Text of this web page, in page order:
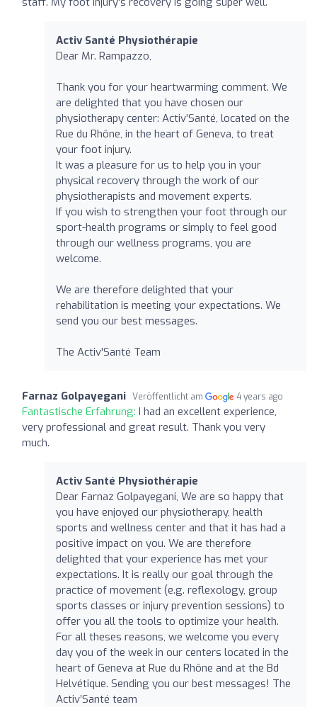
Activ Santé Physiothérapie
Dear Mr. Rampazzo,
Thank you for your heartwarming comment. We
are delighted that you have chosen our
physiotherapy center: Activ’Santé, located on the
Rue du Rhône, in the heart of Geneva, to treat
your foot injury.
It was a pleasure for us to help you in your
physical recovery through the work of our
physiotherapists and movement experts.
If you wish to strengthen your foot through our
sport-health programs or simply to feel good
through our wellness programs, you are
welcome.
We are therefore delighted that your
rehabilitation is meeting your expectations. We
send you our best messages.
The Activ'Santé Team
Farnaz Golpayegani Veröffentlicht am 4 years ago
Fantastische Erfahrung: I had an excellent experience,
very professional and great result. Thank you very
much.
Activ Santé Physiothérapie
Dear Farnaz Golpayegani, We are so happy that
you have enjoyed our physiotherapy, health
sports and wellness center and that it has had a
positive impact on you. We are therefore
delighted that your experience has met your
expectations. It is really our goal through the
practice of movement (e.g. reflexology, group
sports classes or injury prevention sessions) to
offer you all the tools to optimize your health.
For all theses reasons, we welcome you every
day you of the week in our centers located in the
heart of Geneva at Rue du Rhône and at the Bd
Helvétique. Sending you our best messages! The
Activ’Santé team